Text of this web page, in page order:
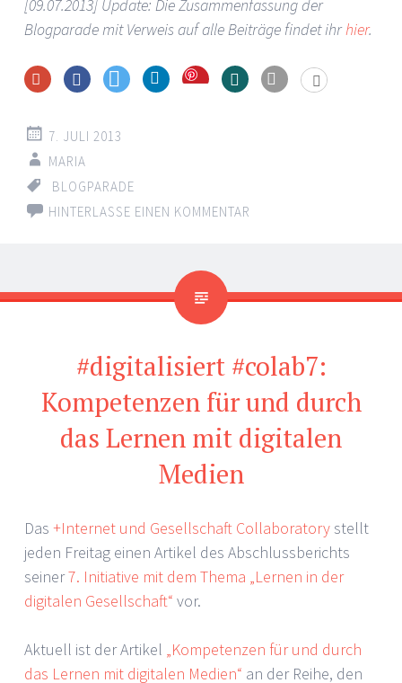
[09.07.2013] Update: Die Zusammenfassung der
Blogparade mit Verweis auf alle Beiträge findet ihrhier.
Save
7. JULI 2013
MARIA
BLOGPARADE
HINTERLASSE EINEN KOMMENTAR
#digitalisiert #colab7:
Kompetenzen für und durch
das Lernen mit digitalen
Medien
Das +Internet und Gesellschaft Collaboratory stellt
jeden Freitag einen Artikel des Abschlussberichts
seiner7. Initiative mit dem Thema „Lernen in der
digitalen Gesellschaft“ vor.
Aktuell ist der Artikel „Kompetenzen für und durch
das Lernen mit digitalen Medien“ an der Reihe, den